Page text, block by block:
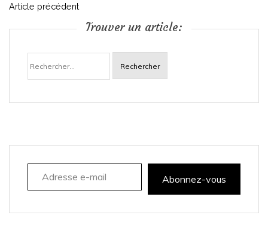
N
i
a
Article précédent
Trouver un article:
Rechercher :
Adresse e-mail
Abonnez-vous